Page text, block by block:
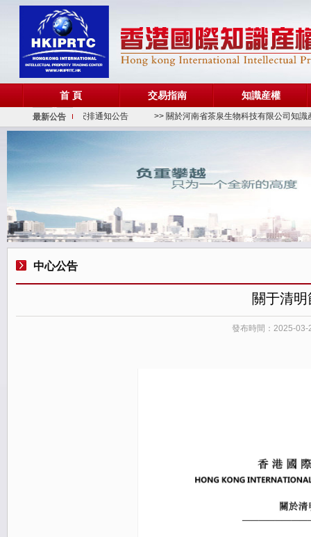
首 頁 交易指南 知識産權
最新公告
于端午節放假安排通知公告 >> 關於河南省茶泉生物科技有限公司知識產權
中心公告
關于清
發布時間：2025-03-